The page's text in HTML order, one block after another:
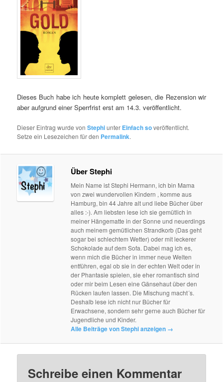
Dieses Buch habe ich heute komplett gelesen, die Rezension wir
aber aufgrund einer Sperrfrist erst am 14.3. veröffentlicht.
Dieser Eintrag wurde vonStephiunter Einfach soveröffentlicht.
Setze ein Lesezeichen für den Permalink.
Über Stephi
Mein Name ist Stephi Hermann, ich bin Mama
von zwei wundervollen Kindern , komme aus
Hamburg, bin 44 Jahre alt und liebe Bücher über
alles :-). Am liebsten lese ich sie gemütlich in
meiner Hängematte in der Sonne und neuerdings
auch meinem gemütlichen Strandkorb (Das geht
sogar bei schlechtem Wetter) oder mit leckerer
Schokolade auf dem Sofa. Dabei mag ich es,
wenn mich die Bücher in immer neue Welten
entführen, egal ob sie in der echten Welt oder in
der Phantasie spielen, sie eher romantisch sind
oder mir beim Lesen eine Gänsehaut über den
Rücken laufen lassen. Die Mischung macht´s.
Deshalb lese ich nicht nur Bücher für
Erwachsene, sondern sehr gerne auch Bücher für
Jugendliche und Kinder.
Alle Beiträge von Stephi anzeigen →
Schreibe einen Kommentar